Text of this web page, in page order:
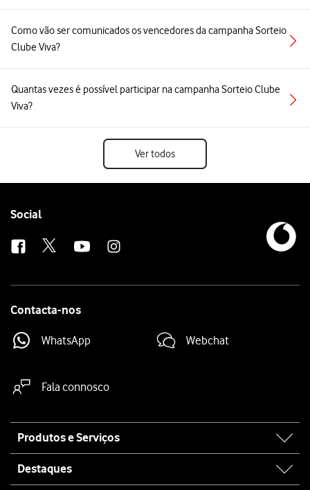
Como vão ser comunicados os vencedores da campanha Sorteio
Clube Viva?
Quantas vezes é possível participar na campanha Sorteio Clube
Viva?
Ver todos
Follow
Social
Contacta-nos
WhatsApp Webchat
Fala connosco
map
Produtos e Serviços
Destaques